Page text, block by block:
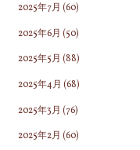
2025年7月 (60)
2025年6月 (50)
2025年5月 (88)
2025年4月 (68)
2025年3月 (76)
2025年2月 (60)